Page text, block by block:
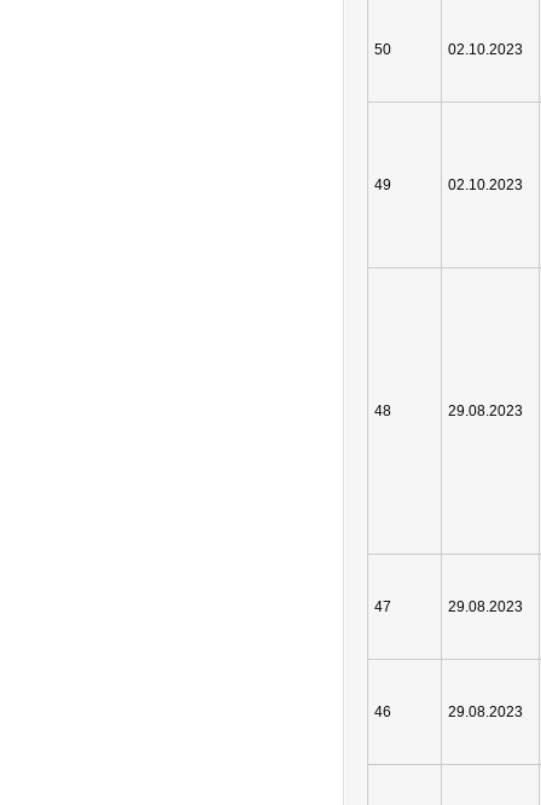
50 02.10.2023
49 02.10.2023
48 29.08.2023
47 29.08.2023
46 29.08.2023